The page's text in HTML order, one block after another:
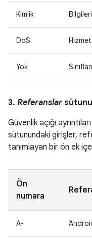
Kimlik
DoS
Yok
3. Referanslar
Güvenlik açığı
sütunundaki girişler,
tanımlayan bir ön ek
Ön
numara
A-